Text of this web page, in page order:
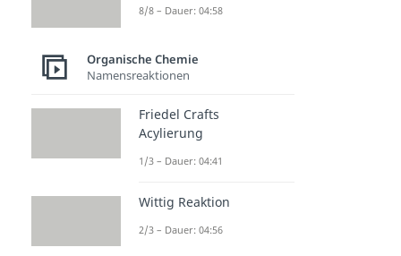
8/8 – Dauer: 04:58
Organische Chemie
Namensreaktionen
Friedel Crafts
Acylierung
1/3 – Dauer: 04:41
Wittig Reaktion
2/3 – Dauer: 04:56